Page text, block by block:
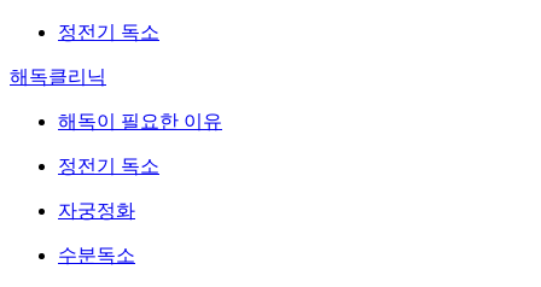
정전기 독소
해독클리닉
해독이 필요한 이유
정전기 독소
자궁정화
수분독소